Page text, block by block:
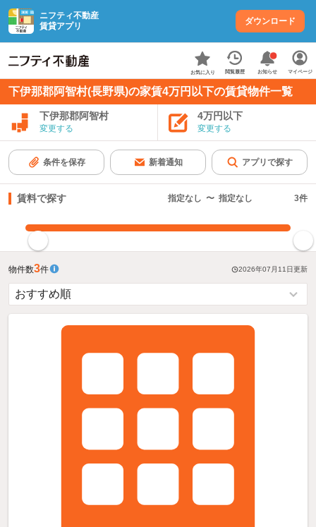
ニフティ不動産
賃貸アプリ
ダウンロード
お気に入り 閲覧履歴 お知らせ マイページ
下伊那郡阿智村(長野県)の家賃4万円以下の賃貸物件一覧
下伊那郡阿智村
変更する
4万円以下
変更する
条件を保存 新着通知 アプリで探す
賃料で探す 指定なし 〜 指定なし 3件
物件数3件 2026年07月11日更新